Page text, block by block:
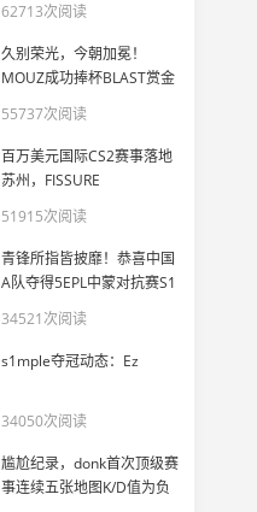
62713次阅读
久别荣光，今朝加冕！
MOUZ成功捧杯BLAST赏金
赛S2 2026
55737次阅读
百万美元国际CS2赛事落地
苏州，FISSURE
PLAYGROUND 3正式官宣
51915次阅读
青锋所指皆披靡！恭喜中国
A队夺得5EPL中蒙对抗赛S1
34521次阅读
s1mple夺冠动态：Ez
34050次阅读
尴尬纪录，donk首次顶级赛
事连续五张地图K/D值为负